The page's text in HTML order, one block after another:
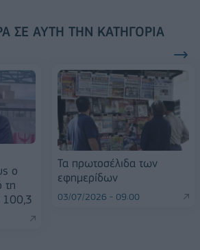
ΣΕ ΑΥΤΉ ΤΗΝ ΚΑΤΗΓΟΡΊΑ
ο
τη
100,3
Τα πρωτοσέλιδα των
εφημερίδων
03/07/2026 - 09:00